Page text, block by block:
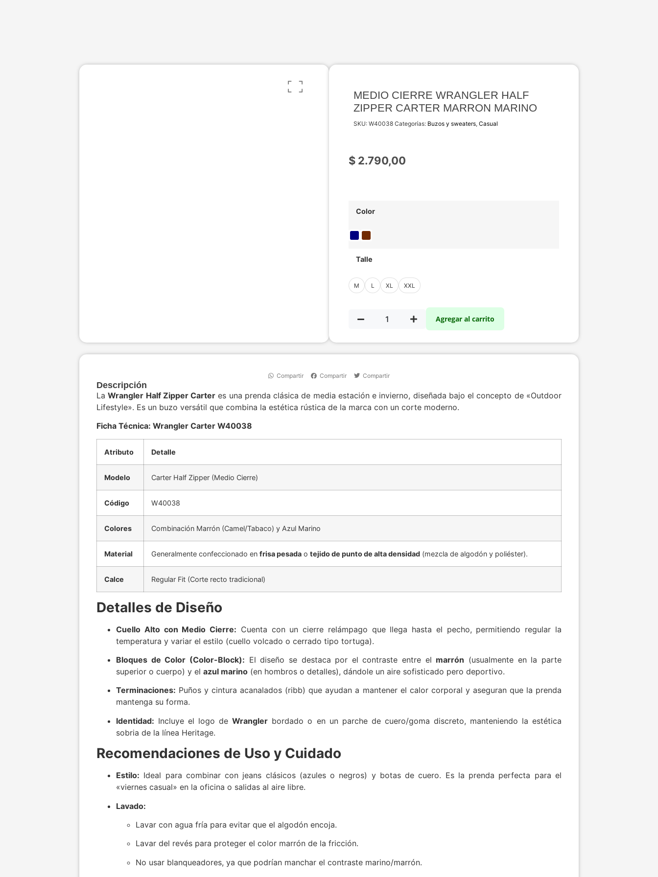
MEDIO CIERRE WRANGLER HALF
ZIPPER CARTER MARRON MARINO
SKU: W40038 Categorías: Buzos y sweaters, Casual
$ 2.790,00
Color
Talle
M L XL XXL
Agregar al carrito
Compartir Compartir Compartir
Descripción
LaWrangler Half Zipper Carter es una prenda clásica de media estación e invierno, diseñada bajo el concepto de «Outdoor
Lifestyle». Es un buzo versátil que combina la estética rústica de la marca con un corte moderno.
Ficha Técnica: Wrangler Carter W40038
Atributo Detalle
Modelo Carter Half Zipper (Medio Cierre)
Código W40038
Colores Combinación Marrón (Camel/Tabaco) y Azul Marino
Material Generalmente confeccionado en frisa pesada o tejido de punto de alta densidad (mezcla de algodón y poliéster).
Calce Regular Fit (Corte recto tradicional)
Detalles de Diseño
Cuello Alto con Medio Cierre: Cuenta con un cierre relámpago que llega hasta el pecho, permitiendo regular la
temperatura y variar el estilo (cuello volcado o cerrado tipo tortuga).
Bloques de Color (Color-Block): El diseño se destaca por el contraste entre el marrón (usualmente en la parte
superior o cuerpo) y el azul marino (en hombros o detalles), dándole un aire sofisticado pero deportivo.
Terminaciones: Puños y cintura acanalados (ribb) que ayudan a mantener el calor corporal y aseguran que la prenda
mantenga su forma.
Identidad: Incluye el logo deWrangler bordado o en un parche de cuero/goma discreto, manteniendo la estética
sobria de la línea Heritage.
Recomendaciones de Uso y Cuidado
Estilo: Ideal para combinar con jeans clásicos (azules o negros) y botas de cuero. Es la prenda perfecta para el
«viernes casual» en la oficina o salidas al aire libre.
Lavado:
Lavar con agua fría para evitar que el algodón encoja.
Lavar del revés para proteger el color marrón de la fricción.
No usar blanqueadores, ya que podrían manchar el contraste marino/marrón.